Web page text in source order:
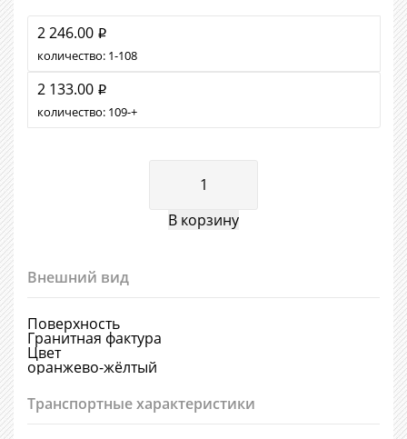
2 246.00 i
количество: 1 108
2 133.00 i
количество: 109 +
Внешний вид
Поверхность
Гранитная фактура
Цвет
оранжево-жёлтый
Транспортные характеристики